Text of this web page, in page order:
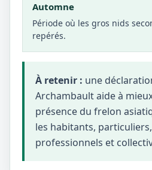
Automne
Période où les gros nids
repérés.
À retenir : une
Archambault aide à
présence du frelon
les habitants,
professionnels et